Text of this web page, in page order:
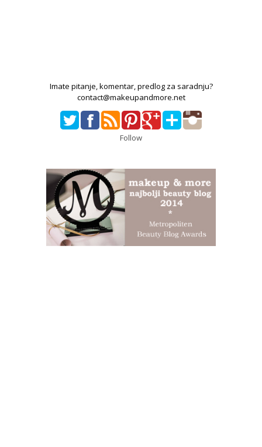
Imate pitanje, komentar, predlog za saradnju?
contact@makeupandmore.net
Follow